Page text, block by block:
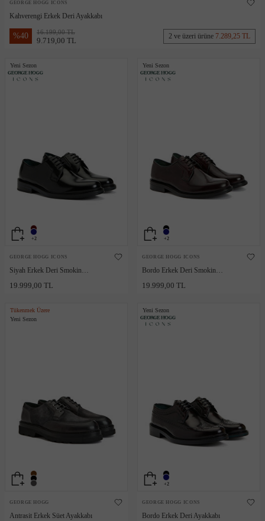
GEORGE HOGG ICONS
Kahverengi Erkek Deri Ayakkabı
%40 16.199,00 TL
9.719,00 TL 2 ve üzeri ürüne 7.289,25 TL
+2
Yeni Sezon
GEORGE HOGG ICONS
Siyah Erkek Deri Smokin
Ayakkabısı
19.999,00 TL
+2
Yeni Sezon
GEORGE HOGG ICONS
Bordo Erkek Deri Smokin
Ayakkabısı
19.999,00 TL
Tükenmek Üzere
Yeni Sezon
GEORGE HOGG
Antrasit Erkek Süet Ayakkabı
+2
Yeni Sezon
GEORGE HOGG ICONS
Bordo Erkek Deri Ayakkabı